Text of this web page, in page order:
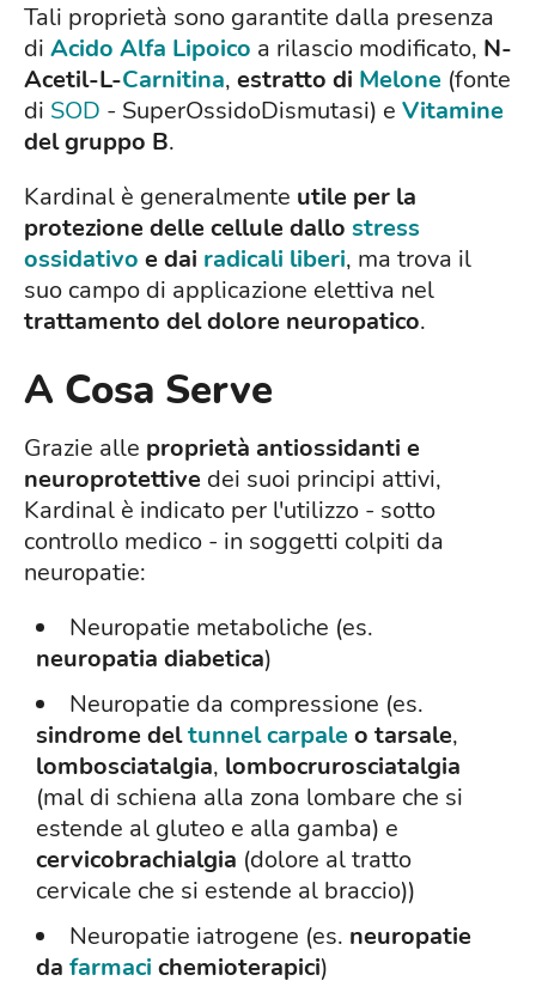
Tali proprietà sono garantite dalla presenza
di Acido Alfa Lipoico a rilascio modificato, N-
Acetil-L-Carnitina, estratto di Melone (fonte
di SOD - SuperOssidoDismutasi) e Vitamine
del gruppo B.
Kardinal è generalmente utile per la
protezione delle cellule dallo stress
ossidativo e dai radicali liberi, ma trova il
suo campo di applicazione elettiva nel
trattamento del dolore neuropatico.
A Cosa Serve
Grazie alle proprietà antiossidanti e
neuroprotettive dei suoi principi attivi,
Kardinal è indicato per l'utilizzo - sotto
controllo medico - in soggetti colpiti da
neuropatie:
Neuropatie metaboliche (es.
neuropatia diabetica)
Neuropatie da compressione (es.
sindrome deltunnel carpaleo tarsale,
lombosciatalgia, lombocrurosciatalgia
(mal di schiena alla zona lombare che si
estende al gluteo e alla gamba) e
cervicobrachialgia (dolore al tratto
cervicale che si estende al braccio))
Neuropatie iatrogene (es. neuropatie
da farmaci chemioterapici)